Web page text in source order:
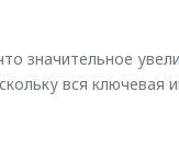
значительное
вся ключевая